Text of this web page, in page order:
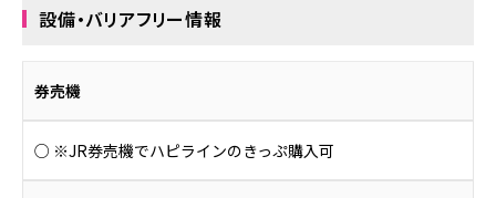
設備・バリアフリー情報
券売機
○ ※JR券売機でハピラインのきっぷ購入可